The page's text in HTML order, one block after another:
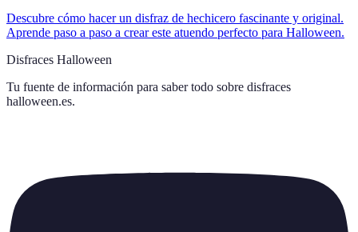
Descubre cómo hacer un disfraz de hechicero fascinante y original.
Aprende paso a paso a crear este atuendo perfecto para Halloween.
Disfraces Halloween
Tu fuente de información para saber todo sobre disfraces
halloween.es.